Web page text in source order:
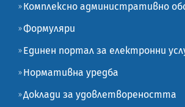
Комплексно административно
Формуляри
Единен портал за електронни
Нормативна уредба
Доклади за удовлетвореността